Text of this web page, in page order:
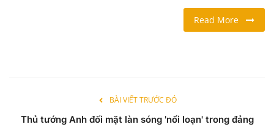
Ngôn ngữ
Read More
BÀI VIẾT TRƯỚC ĐÓ
Thủ tướng Anh đối mặt làn sóng 'nổi loạn' trong đảng